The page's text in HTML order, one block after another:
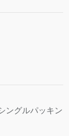
ングルパッキン